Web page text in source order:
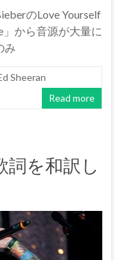
のLove Yourself
」から音源が大量に
み
Sheeran
Read more
詞を和訳し